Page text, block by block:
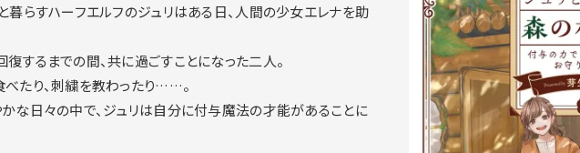
暮らすハーフエルフのジュリはある日、人間の少女エレナを助
するまでの間、共に過ごすことになった二人。
たり、刺繍を教わったり……。
な日々の中で、ジュリは自分に付与魔法の才能があることに